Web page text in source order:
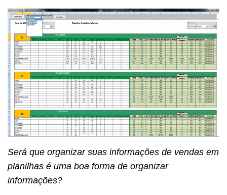
Será que organizar suas informações de vendas em
planilhas é uma boa forma de organizar
informações?